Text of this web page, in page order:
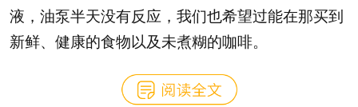
液，油泵半天没有反应，我们也希望过能在那买到
新鲜、健康的食物以及未煮糊的咖啡。